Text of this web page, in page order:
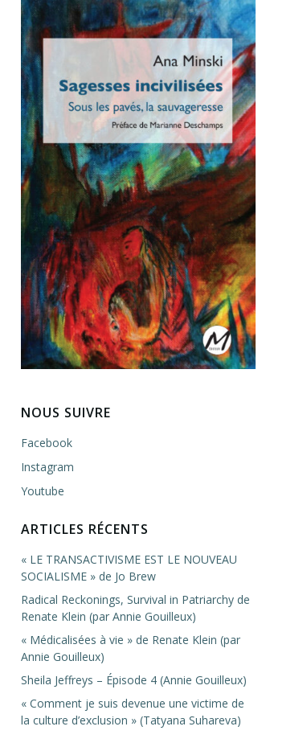
NOUS SUIVRE
Facebook
Instagram
Youtube
ARTICLES RÉCENTS
« LE TRANSACTIVISME EST LE NOUVEAU
SOCIALISME » de Jo Brew
Radical Reckonings, Survival in Patriarchy de
Renate Klein (par Annie Gouilleux)
« Médicalisées à vie » de Renate Klein (par
Annie Gouilleux)
Sheila Jeffreys – Épisode 4 (Annie Gouilleux)
« Comment je suis devenue une victime de
la culture d’exclusion » (Tatyana Suhareva)